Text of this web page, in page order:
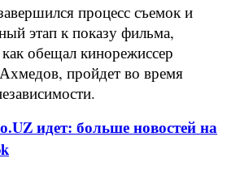
процесс съемок и
этап к показу фильма,
обещал кинорежиссер
пройдет во время
идет: больше новостей на